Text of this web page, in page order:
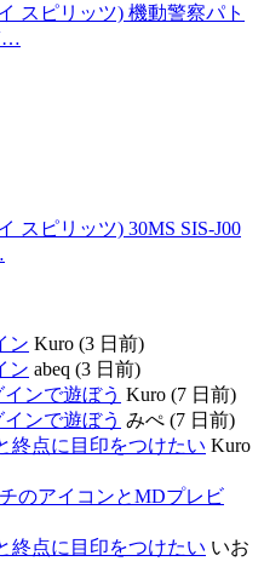
スピリッツ) 機動警察パト
スピリッツ) 30MS SIS-J00
ン Kuro (3 日前)
ン abeq (3 日前)
インで遊ぼう Kuro (7 日前)
インで遊ぼう みぺ (7 日前)
終点に目印をつけたい Kuro
のアイコンとMDプレビ
終点に目印をつけたい いお